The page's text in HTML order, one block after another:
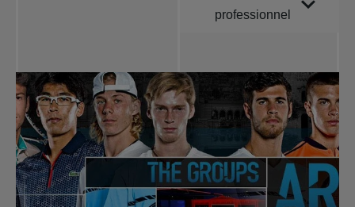
professionnel
nouvelles
Tennis
professionnel
Redéfinir le jeu
Tournois